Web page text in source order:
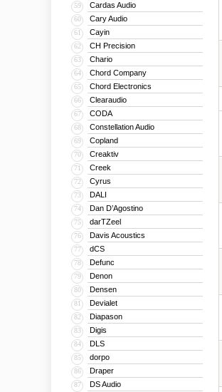
59 Cardas Audio
60 Cary Audio
61 Cayin
62 CH Precision
63 Chario
64 Chord Company
65 Chord Electronics
66 Clearaudio
67 CODA
68 Constellation Audio
69 Copland
70 Creaktiv
71 Creek
72 Cyrus
73 DALI
74 Dan D’Agostino
75 darTZeel
76 Davis Acoustics
77 dCS
78 Defunc
79 Denon
80 Densen
81 Devialet
82 Diapason
83 Digis
84 DLS
85 dorpo
86 Draper
87 DS Audio